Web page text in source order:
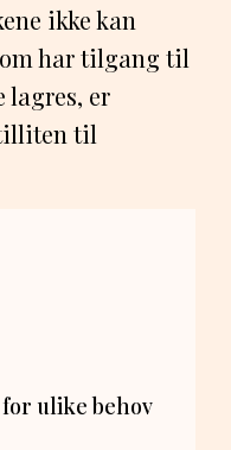
ikke kan
har tilgang til
lagres, er
til
ulike behov